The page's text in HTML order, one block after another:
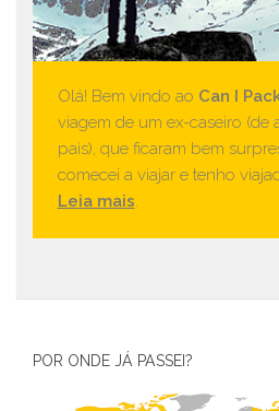
Olá! Bem vindo ao Can I
viagem de um ex-caseiro (de
pais), que ficaram bem
comecei a viajar e tenho
Leia mais.
POR ONDE JÁ PASSEI?